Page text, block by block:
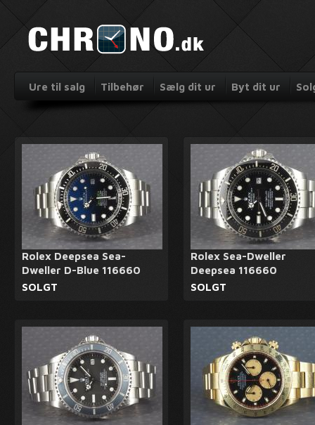
Ure til salg Tilbehør Sælg dit ur Byt dit ur
Rolex Deepsea Sea-
Dweller D-Blue 116660
SOLGT
Rolex Sea-Dweller
Deepsea 116660
SOLGT